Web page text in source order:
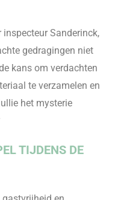
Sanderinck,
gedragingen niet
kans om verdachten
te verzamelen en
het mysterie
TIJDENS DE